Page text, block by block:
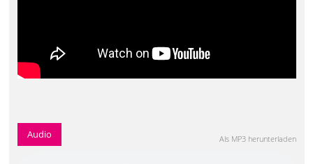
Audio Als MP3 herunterladen